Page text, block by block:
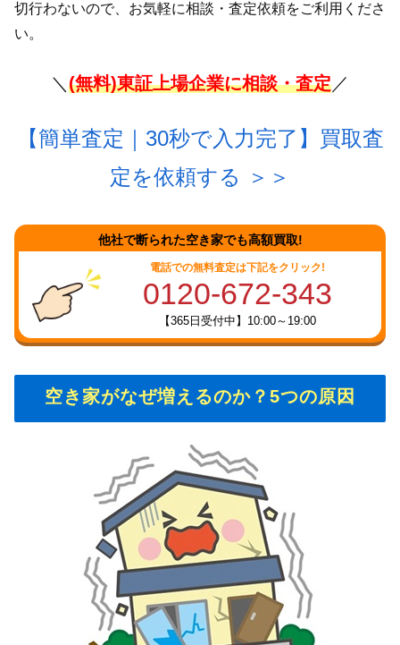
切行わないので、お気軽に相談・査定依頼をご利用くださ
い。
＼ (無料)東証上場企業に相談・査定／
【簡単査定｜30秒で入力完了】買取査
定を依頼する ＞＞
他社で断られた空き家でも高額買取!
電話での無料査定は下記をクリック!
0120-672-343
【365日受付中】10:00～19:00
空き家がなぜ増えるのか？5つの原因